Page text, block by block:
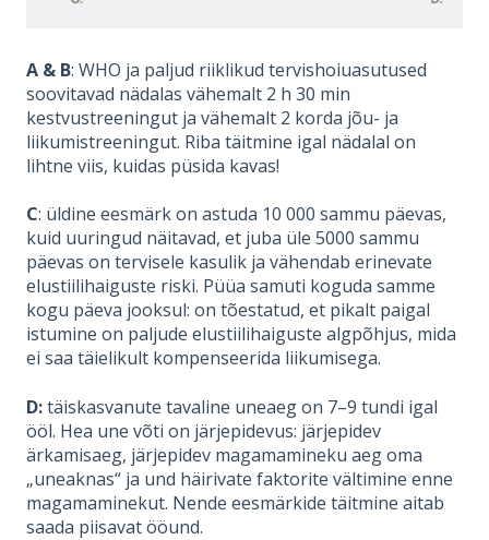
A & B: WHO ja paljud riiklikud tervishoiuasutused
soovitavad nädalas vähemalt 2 h 30 min
kestvustreeningut ja vähemalt 2 korda jõu- ja
liikumistreeningut. Riba täitmine igal nädalal on
lihtne viis, kuidas püsida kavas!
C: üldine eesmärk on astuda 10 000 sammu päevas,
kuid uuringud näitavad, et juba üle 5000 sammu
päevas on tervisele kasulik ja vähendab erinevate
elustiilihaiguste riski. Püüa samuti koguda samme
kogu päeva jooksul: on tõestatud, et pikalt paigal
istumine on paljude elustiilihaiguste algpõhjus, mida
ei saa täielikult kompenseerida liikumisega.
D:täiskasvanute tavaline uneaeg on 7–9 tundi igal
ööl. Hea une võti on järjepidevus: järjepidev
ärkamisaeg, järjepidev magamamineku aeg oma
„uneaknas“ ja und häirivate faktorite vältimine enne
magamaminekut. Nende eesmärkide täitmine aitab
saada piisavat ööund.